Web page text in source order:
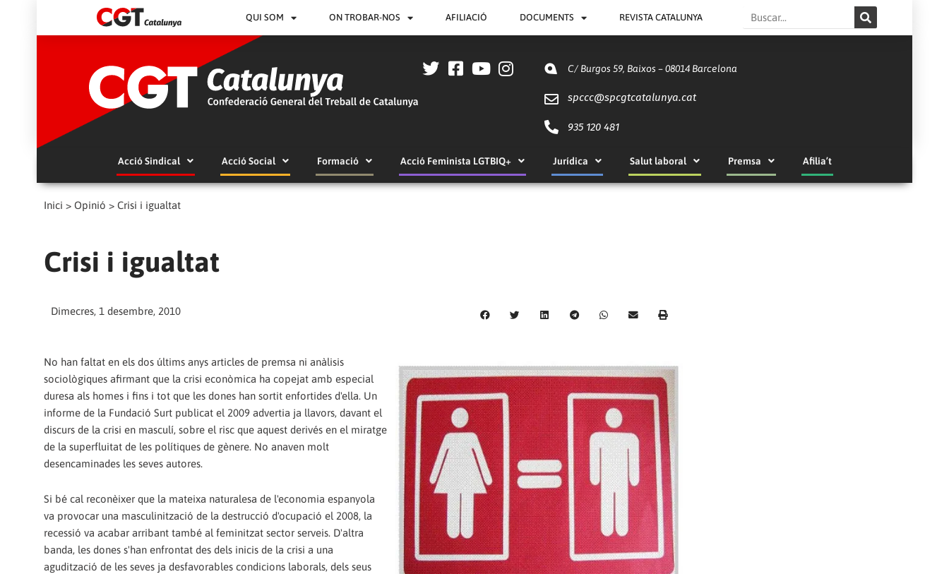
QUI SOM ON TROBAR-NOS AFILIACIÓ DOCUMENTS REVISTA CATALUNYA Search
C/ Burgos 59, Baixos – 08014 Barcelona
spccc@spcgtcatalunya.cat
935 120 481
Acció Sindical Acció Social Formació Acció Feminista LGTBIQ+ Jurídica Salut laboral Premsa Afilia’t
Inici > Opinió > Crisi i igualtat
Crisi i igualtat
Dimecres, 1 desembre, 2010
No han faltat en els dos últims anys articles de premsa ni anàlisis
sociològiques afirmant que la crisi econòmica ha copejat amb especial
duresa als homes i fins i tot que les dones han sortit enfortides d'ella. Un
informe de la Fundació Surt publicat el 2009 advertia ja llavors, davant el
discurs de la crisi en masculí, sobre el risc que aquest derivés en el miratge
de la superfluitat de les polítiques de gènere. No anaven molt
desencaminades les seves autores.
Si bé cal reconèixer que la mateixa naturalesa de l'economia espanyola
va provocar una masculinització de la destrucció d'ocupació el 2008, la
recessió va acabar arribant també al feminitzat sector serveis. D'altra
banda, les dones s'han enfrontat des dels inicis de la crisi a una
agudització de les seves ja desfavorables condicions laborals, dels seus